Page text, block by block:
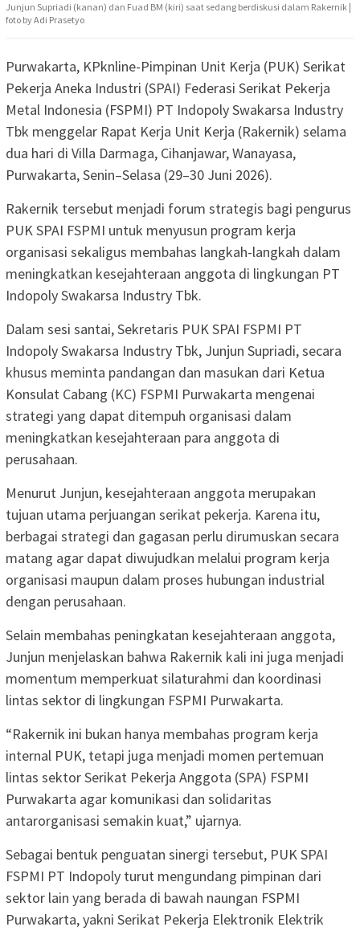
Junjun Supriadi (kanan) dan Fuad BM (kiri) saat sedang berdiskusi dalam Rakernik |
foto by Adi Prasetyo
Purwakarta, KPknline-Pimpinan Unit Kerja (PUK) Serikat
Pekerja Aneka Industri (SPAI) Federasi Serikat Pekerja
Metal Indonesia (FSPMI) PT Indopoly Swakarsa Industry
Tbk menggelar Rapat Kerja Unit Kerja (Rakernik) selama
dua hari di Villa Darmaga, Cihanjawar, Wanayasa,
Purwakarta, Senin–Selasa (29–30 Juni 2026).
Rakernik tersebut menjadi forum strategis bagi pengurus
PUK SPAI FSPMI untuk menyusun program kerja
organisasi sekaligus membahas langkah-langkah dalam
meningkatkan kesejahteraan anggota di lingkungan PT
Indopoly Swakarsa Industry Tbk.
Dalam sesi santai, Sekretaris PUK SPAI FSPMI PT
Indopoly Swakarsa Industry Tbk, Junjun Supriadi, secara
khusus meminta pandangan dan masukan dari Ketua
Konsulat Cabang (KC) FSPMI Purwakarta mengenai
strategi yang dapat ditempuh organisasi dalam
meningkatkan kesejahteraan para anggota di
perusahaan.
Menurut Junjun, kesejahteraan anggota merupakan
tujuan utama perjuangan serikat pekerja. Karena itu,
berbagai strategi dan gagasan perlu dirumuskan secara
matang agar dapat diwujudkan melalui program kerja
organisasi maupun dalam proses hubungan industrial
dengan perusahaan.
Selain membahas peningkatan kesejahteraan anggota,
Junjun menjelaskan bahwa Rakernik kali ini juga menjadi
momentum memperkuat silaturahmi dan koordinasi
lintas sektor di lingkungan FSPMI Purwakarta.
“Rakernik ini bukan hanya membahas program kerja
internal PUK, tetapi juga menjadi momen pertemuan
lintas sektor Serikat Pekerja Anggota (SPA) FSPMI
Purwakarta agar komunikasi dan solidaritas
antarorganisasi semakin kuat,” ujarnya.
Sebagai bentuk penguatan sinergi tersebut, PUK SPAI
FSPMI PT Indopoly turut mengundang pimpinan dari
sektor lain yang berada di bawah naungan FSPMI
Purwakarta, yakni Serikat Pekerja Elektronik Elektrik